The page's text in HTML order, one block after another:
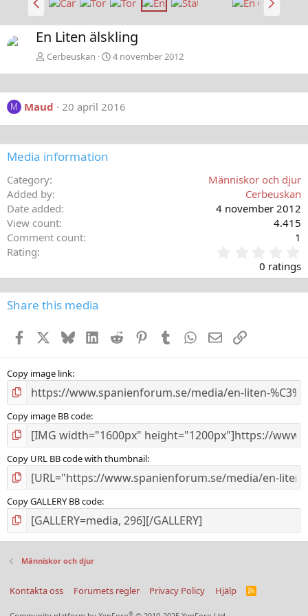
a
k
å
t
ä
s
En Liten älskling
Cerbeuskan 4 november 2012
M Maud 20 april 2016
Media information
Category
Människor och djur
Added by
Cerbeuskan
Date added
4 november 2012
View count
4.415
Comment count
1
Rating
,
0
0
0 ratings
Share this media
Facebook BlueskyLinkedInReddit PinterestTumblr WhatsApp
E-postLänk
Copy image link
Copy image BB code
Copy URL BB code with thumbnail
Copy GALLERY BB code
Människor och djur
Kontakta oss Forumets regler Privacy Policy Hjälp
R
®